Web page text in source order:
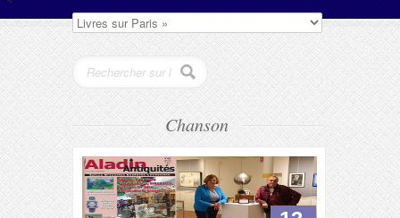
Chanson